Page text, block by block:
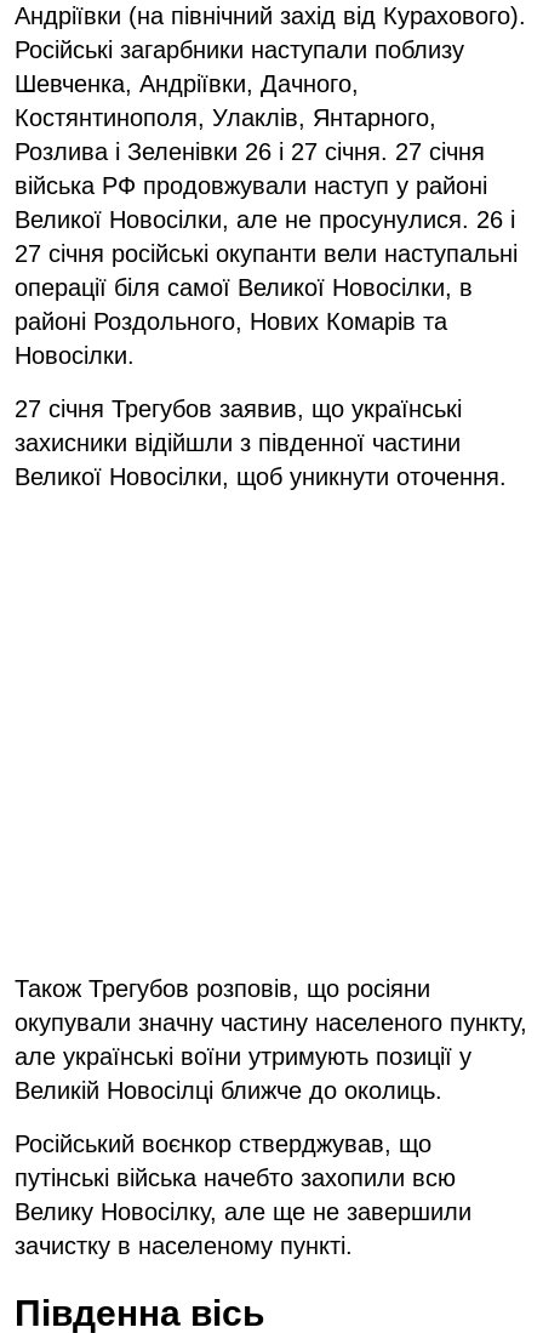
Андріївки (на північний захід від Курахового).
Російські загарбники наступали поблизу
Шевченка, Андріївки, Дачного,
Костянтинополя, Улаклів, Янтарного,
Розлива і Зеленівки 26 і 27 січня. 27 січня
війська РФ продовжували наступ у районі
Великої Новосілки, але не просунулися. 26 і
27 січня російські окупанти вели наступальні
операції біля самої Великої Новосілки, в
районі Роздольного, Нових Комарів та
Новосілки.
27 січня Трегубов заявив, що українські
захисники відійшли з південної частини
Великої Новосілки, щоб уникнути оточення.
Також Трегубов розповів, що росіяни
окупували значну частину населеного пункту,
але українські воїни утримують позиції у
Великій Новосілці ближче до околиць.
Російський воєнкор стверджував, що
путінські війська начебто захопили всю
Велику Новосілку, але ще не завершили
зачистку в населеному пункті.
Південна вісь